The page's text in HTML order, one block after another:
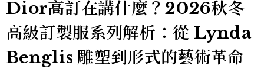
Dior高訂在講什麼？2026秋冬
高級訂製服系列解析：從 Lynda
Benglis 雕塑到形式的藝術革命